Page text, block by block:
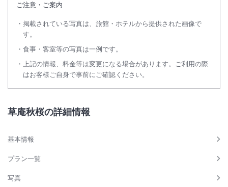
ご注意・ご案内
掲載されている写真は、旅館・ホテルから提供された画像で
す。
食事・客室等の写真は一例です。
上記の情報、料金等は変更になる場合があります。ご利用の際
はお客様ご自身で事前にご確認ください。
草庵秋桜の詳細情報
基本情報
プラン一覧
写真